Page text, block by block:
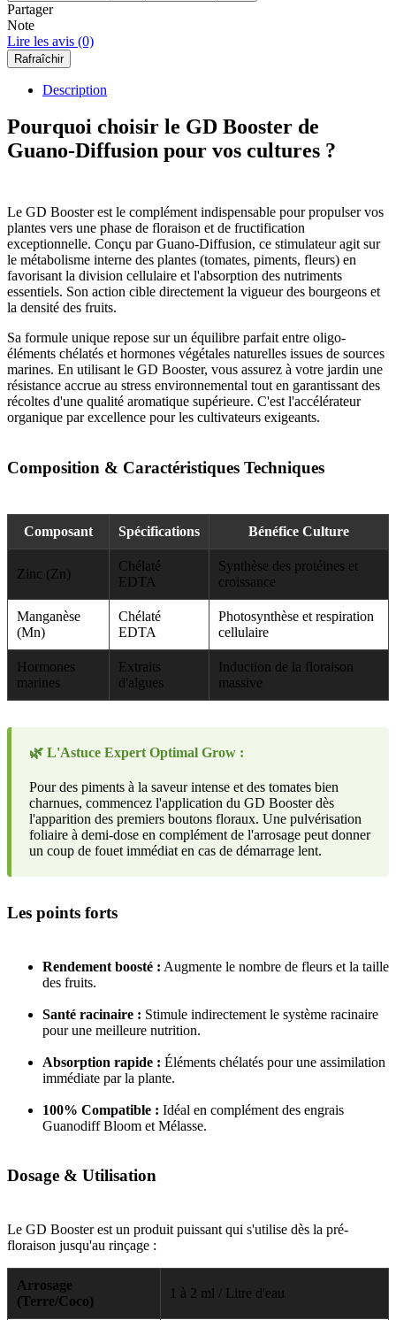
Partager
Note
Lire les avis (0)
Description
Pourquoi choisir le GD Booster de
Guano-Diffusion pour vos cultures ?
Le GD Booster est le complément indispensable pour propulser vos
plantes vers une phase de floraison et de fructification
exceptionnelle. Conçu par Guano-Diffusion, ce stimulateur agit sur
le métabolisme interne des plantes (tomates, piments, fleurs) en
favorisant la division cellulaire et l'absorption des nutriments
essentiels. Son action cible directement la vigueur des bourgeons et
la densité des fruits.
Sa formule unique repose sur un équilibre parfait entre oligo-
éléments chélatés et hormones végétales naturelles issues de sources
marines. En utilisant le GD Booster, vous assurez à votre jardin une
résistance accrue au stress environnemental tout en garantissant des
récoltes d'une qualité aromatique supérieure. C'est l'accélérateur
organique par excellence pour les cultivateurs exigeants.
Composition & Caractéristiques Techniques
Composant Spécifications Bénéfice Culture
Zinc (Zn)
Chélaté
EDTA
Synthèse des protéines et
croissance
Manganèse
(Mn)
Chélaté
EDTA
Photosynthèse et respiration
cellulaire
Hormones
marines
Extraits
d'algues
Induction de la floraison
massive
🌿 L'Astuce Expert Optimal Grow :
Pour des piments à la saveur intense et des tomates bien
charnues, commencez l'application du GD Booster dès
l'apparition des premiers boutons floraux. Une pulvérisation
foliaire à demi-dose en complément de l'arrosage peut donner
un coup de fouet immédiat en cas de démarrage lent.
Les points forts
Rendement boosté : Augmente le nombre de fleurs et la taille
des fruits.
Santé racinaire : Stimule indirectement le système racinaire
pour une meilleure nutrition.
Absorption rapide : Éléments chélatés pour une assimilation
immédiate par la plante.
100% Compatible : Idéal en complément des engrais
Guanodiff Bloom et Mélasse.
Dosage & Utilisation
Le GD Booster est un produit puissant qui s'utilise dès la pré-
floraison jusqu'au rinçage :
Arrosage
(Terre/Coco)
1 à 2 ml / Litre d'eau